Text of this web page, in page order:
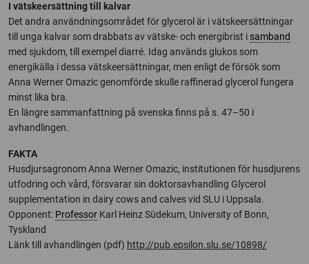
I vätskeersättning till kalvar
Det andra användningsområdet för glycerol är i vätskeersättningar
till unga kalvar som drabbats av vätske- och energibrist i samband
med sjukdom, till exempel diarré. Idag används glukos som
energikälla i dessa vätskeersättningar, men enligt de försök som
Anna Werner Omazic genomförde skulle raffinerad glycerol fungera
minst lika bra.
En längre sammanfattning på svenska finns på s. 47–50 i
avhandlingen.
FAKTA
Husdjursagronom Anna Werner Omazic, institutionen för husdjurens
utfodring och vård, försvarar sin doktorsavhandling Glycerol
supplementation in dairy cows and calves vid SLU i Uppsala.
Opponent: Professor Karl Heinz Südekum, University of Bonn,
Tyskland
Länk till avhandlingen (pdf) http://pub.epsilon.slu.se/10898/